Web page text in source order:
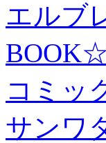
エルブ
コミッ
サンワ